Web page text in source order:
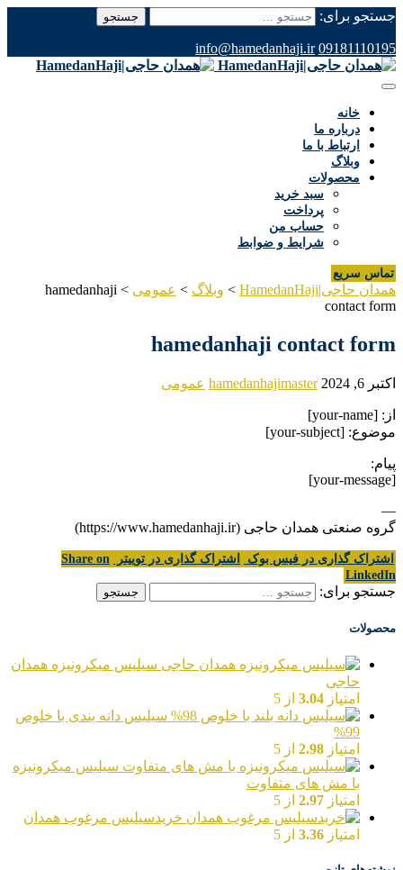
جستجو برای:
09181110195
info@hamedanhaji.ir
خانه
درباره ما
ارتباط با ما
وبلاگ
محصولات
سبد خرید
پرداخت
حساب من
شرایط و ضوابط
تماس سریع
همدان حاجی|HamedanHaji > وبلاگ > عمومی >
hamedanhaji
contact form
hamedanhaji contact form
اکتبر 6, 2024 hamedanhajimaster عمومی
از: [your-name]
موضوع: [your-subject]
پیام:
[your-message]
—
گروه صنعتی همدان حاجی (https://www.hamedanhaji.ir)
اشتراک گذاری در فیس بوک اشتراک گذاری در توییتر
Share on
LinkedIn
جستجو برای:
محصولات
سیلیس میکرونیزه همدان
حاجی
امتیاز 3.04 از 5
سیلیس دانه بندی با خلوص
99%
امتیاز 2.98 از 5
سیلیس میکرونیزه
با مش های متفاوت
امتیاز 2.97 از 5
خریدسیلیس مرغوب همدان
امتیاز 3.36 از 5